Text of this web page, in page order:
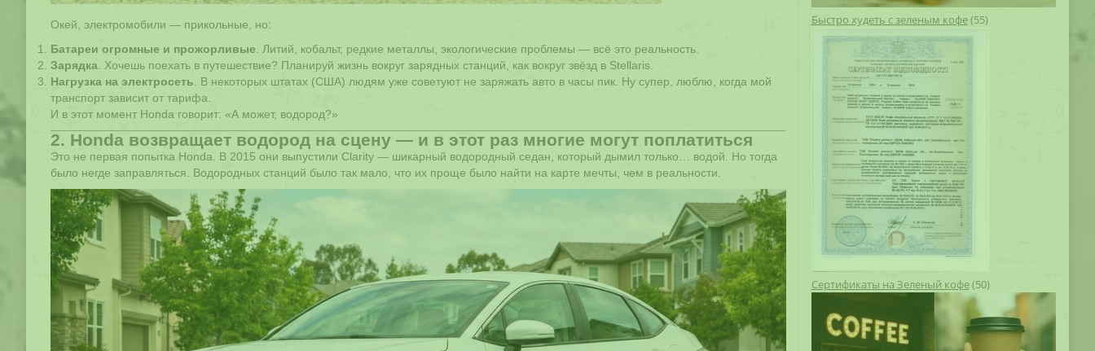
Окей, электромобили — прикольные, но:
Батареи огромные и прожорливые. Литий, кобальт, редкие металлы, экологические проблемы — всё это реальность.
Зарядка. Хочешь поехать в путешествие? Планируй жизнь вокруг зарядных станций, как вокруг звёзд в Stellaris.
Нагрузка на электросеть. В некоторых штатах (США) людям уже советуют не заряжать авто в часы пик. Ну супер, люблю, когда мой
транспорт зависит от тарифа.
И в этот момент Honda говорит: «А может, водород?»
2. Honda возвращает водород на сцену — и в этот раз многие могут поплатиться
Это не первая попытка Honda. В 2015 они выпустили Clarity — шикарный водородный седан, который дымил только… водой. Но тогда
было негде заправляться. Водородных станций было так мало, что их проще было найти на карте мечты, чем в реальности.
Быстро худеть с зеленым кофе(55)
Сертификаты на Зеленый кофе(50)